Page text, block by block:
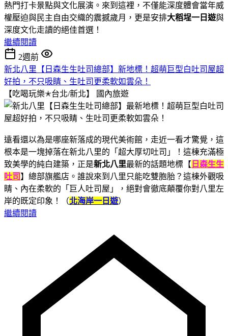
熱門打卡景點與文化展演。來到這裡，不僅能深度體會當年威
權壓迫與民主自由交織的震撼歲月，更是安排大稻埕一日遊與
深度文化走讀的絕佳首選！
繼續閱讀
2週前
新北八里【日森生生吐司總部】新地標！超萌巨型白吐司屋超
好拍，不只吸睛、生吐司更柔軟如雲朵！
【吃喝玩樂✭台北/新北】
國內旅遊
遠看還以為是哪座新落成的現代美術館，走近一看才驚覺，這
根本是一塊掉落在新北八里的「超大厚切吐司」！這棟充滿極
致美學的純白建築，正是新北八里最新的話題地標【 日森生生
吐司 】總部旗艦店。誰說來到八里只能吃雙胞胎？這棟外觀吸
睛、內在柔軟的「巨人吐司屋」，絕對會徹底顛覆你對八里左
岸的既定印象！（北海岸一日遊）
繼續閱讀